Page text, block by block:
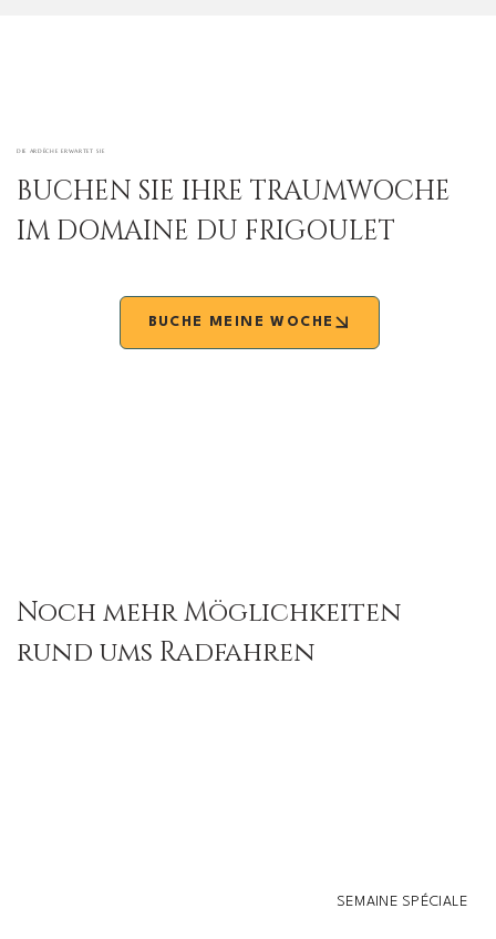
DIE ARDÈCHE ERWARTET SIE
BUCHEN SIE IHRE TRAUMWOCHE
IM DOMAINE DU FRIGOULET
BUCHE MEINE WOCHE
Noch mehr Möglichkeiten
rund ums Radfahren
SEMAINE SPÉCIALE